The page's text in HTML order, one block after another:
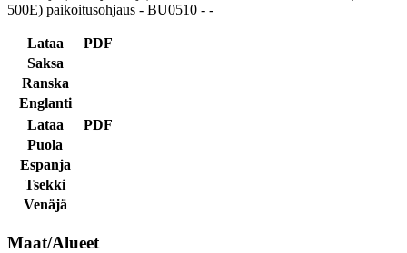
500E) paikoitusohjaus - BU0510 - -
Lataa
PDF
Saksa
Ranska
Englanti
Lataa
PDF
Puola
Espanja
Tsekki
Venäjä
Maat/Alueet